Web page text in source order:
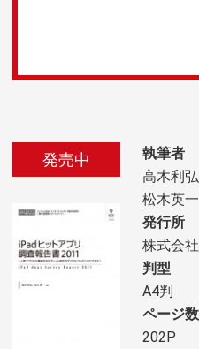
発売中
執筆者
高木利弘
松木英一
発行所
株式会
判型
A4判
ページ数
202P